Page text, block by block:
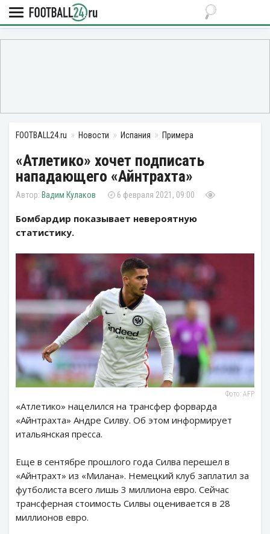
FOOTBALL24.ru Новости Испания Примера
«Атлетико» хочет подписать
нападающего «Айнтрахта»
Вадим Кулаков 6 февраля 2021, 09:00
Бомбардир показывает невероятную
статистику.
Фото: AFP
«Атлетико» нацелился на трансфер форварда
«Айнтрахта» Андре Силву. Об этом информирует
итальянская пресса.
Еще в сентябре прошлого года Силва перешел в
«Айнтрахт» из «Милана». Немецкий клуб заплатил за
футболиста всего лишь 3 миллиона евро. Сейчас
трансферная стоимость Силвы оценивается в 28
миллионов евро.